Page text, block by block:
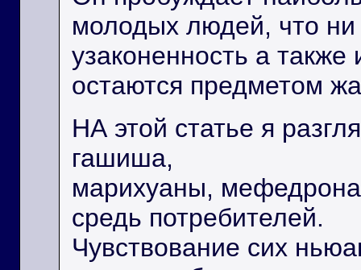
молодых людей, что ни
узаконенность а также
остаются предметом
НА этой статье я
гашиша,
марихуаны,
средь потребителей.
Чувствование сих